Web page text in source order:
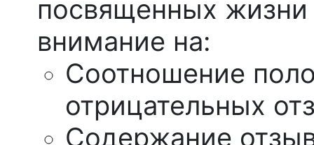
посвященных жизни
внимание на:
Соотношение
отрицательных
Содержание